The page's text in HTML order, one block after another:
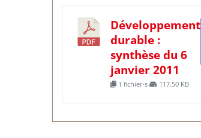
Développement
durable :
synthèse du 6
janvier 2011
1 fichier·s 117.50 KB